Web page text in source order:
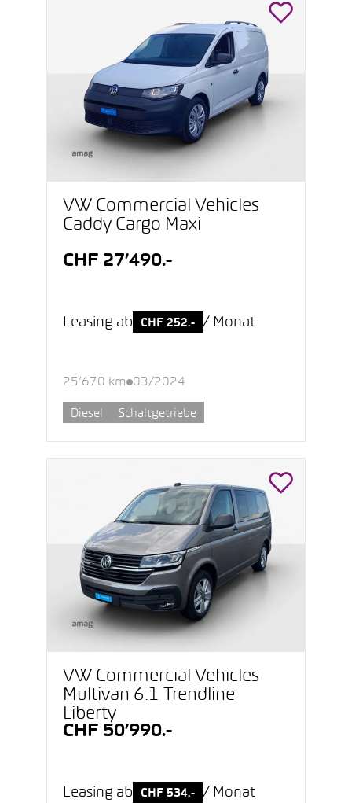
VW Commercial Vehicles
Caddy Cargo Maxi
CHF 27’490.-
Leasing ab CHF 252.- / Monat
25’670 km 03/2024
Diesel Schaltgetriebe
VW Commercial Vehicles
Multivan 6.1 Trendline
Liberty
CHF 50’990.-
Leasing ab CHF 534.- / Monat